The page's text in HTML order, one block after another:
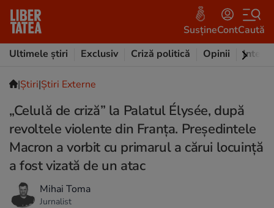
SusțineContCaută
Ultimele știri
Exclusiv Criză politică Opinii
|Ştiri|Știri Externe
„Celulă de criză” la Palatul Élysée, după
revoltele violente din Franța. Președintele
Macron a vorbit cu primarul a cărui locuință
a fost vizată de un atac
Mihai Toma
Jurnalist